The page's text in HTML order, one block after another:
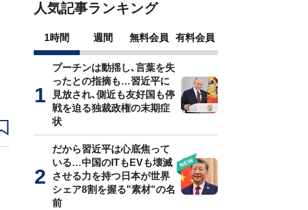
人気記事ランキング
1時間 週間 無料会員 有料会員
プーチンは動揺し､言葉を失
ったとの指摘も…習近平に
見放され､側近も友好国も停
戦を迫る独裁政権の末期症
状
だから習近平は心底焦って
いる…中国のITもEVも壊滅
させる力を持つ日本が世界
シェア8割を握る"素材"の名
前